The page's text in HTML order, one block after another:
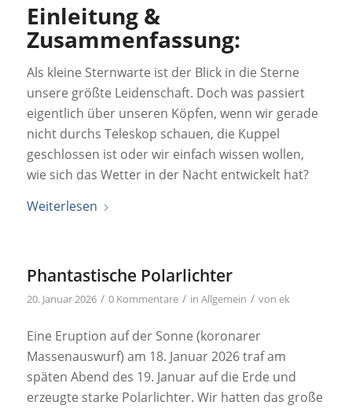
Einleitung &
Zusammenfassung:
Als kleine Sternwarte ist der Blick in die Sterne
unsere größte Leidenschaft. Doch was passiert
eigentlich über unseren Köpfen, wenn wir gerade
nicht durchs Teleskop schauen, die Kuppel
geschlossen ist oder wir einfach wissen wollen,
wie sich das Wetter in der Nacht entwickelt hat?
Weiterlesen
Phantastische Polarlichter
20. Januar 2026 / 0 Kommentare / in Allgemein / von ek
Eine Eruption auf der Sonne (koronarer
Massenauswurf) am 18. Januar 2026 traf am
späten Abend des 19. Januar auf die Erde und
erzeugte starke Polarlichter. Wir hatten das große